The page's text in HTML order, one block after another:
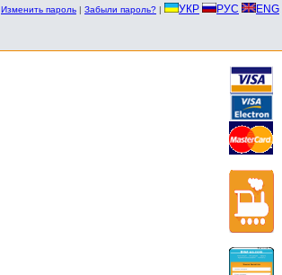
Изменить пароль | Забыли пароль? | УКР РУС ENG